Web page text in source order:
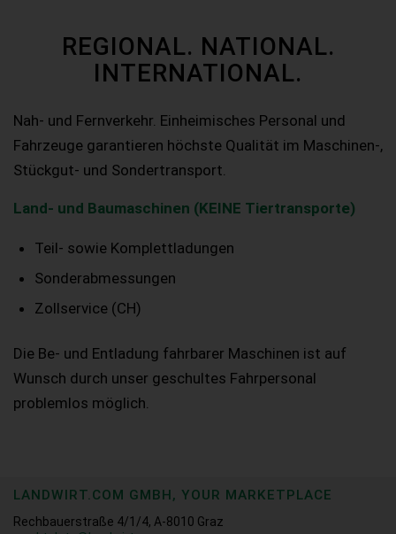
REGIONAL. NATIONAL.
INTERNATIONAL.
Nah- und Fernverkehr. Einheimisches Personal und
Fahrzeuge garantieren höchste Qualität im Maschinen-,
Stückgut- und Sondertransport.
Land- und Baumaschinen (KEINE Tiertransporte)
Teil- sowie Komplettladungen
Sonderabmessungen
Zollservice (CH)
Die Be- und Entladung fahrbarer Maschinen ist auf
Wunsch durch unser geschultes Fahrpersonal
problemlos möglich.
LANDWIRT.COM GMBH, YOUR MARKETPLACE
Rechbauerstraße 4/1/4, A-8010 Graz